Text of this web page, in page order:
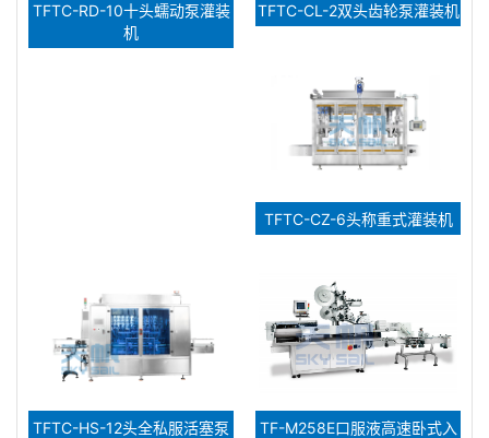
TFTC-RD-10十头蠕动泵灌装
机
TFTC-CL-2双头齿轮泵灌装机
TFTC-CZ-6头称重式灌装机
TFTC-HS-12头全私服活塞泵
TF-M258E口服液高速卧式入